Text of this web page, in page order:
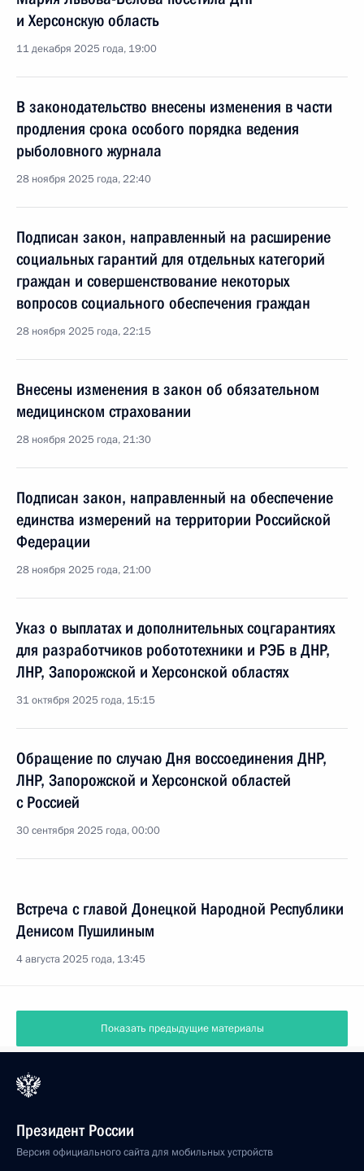
и Херсонскую область
11 декабря 2025 года, 19:00
В законодательство внесены изменения в части
продления срока особого порядка ведения
рыболовного журнала
28 ноября 2025 года, 22:40
Подписан закон, направленный на расширение
социальных гарантий для отдельных категорий
граждан и совершенствование некоторых
вопросов социального обеспечения граждан
28 ноября 2025 года, 22:15
Внесены изменения в закон об обязательном
медицинском страховании
28 ноября 2025 года, 21:30
Подписан закон, направленный на обеспечение
единства измерений на территории Российской
Федерации
28 ноября 2025 года, 21:00
Указ о выплатах и дополнительных соцгарантиях
для разработчиков робототехники и РЭБ в ДНР,
ЛНР, Запорожской и Херсонской областях
31 октября 2025 года, 15:15
Обращение по случаю Дня воссоединения ДНР,
ЛНР, Запорожской и Херсонской областей
с Россией
30 сентября 2025 года, 00:00
Встреча с главой Донецкой Народной Республики
Денисом Пушилиным
4 августа 2025 года, 13:45
Показать предыдущие материалы
Президент России
Версия официального сайта для мобильных устройств